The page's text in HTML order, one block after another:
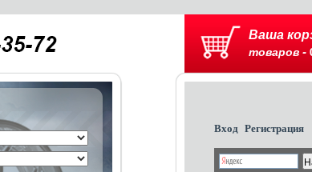
Ваша
товаров -
Вход Регистрация